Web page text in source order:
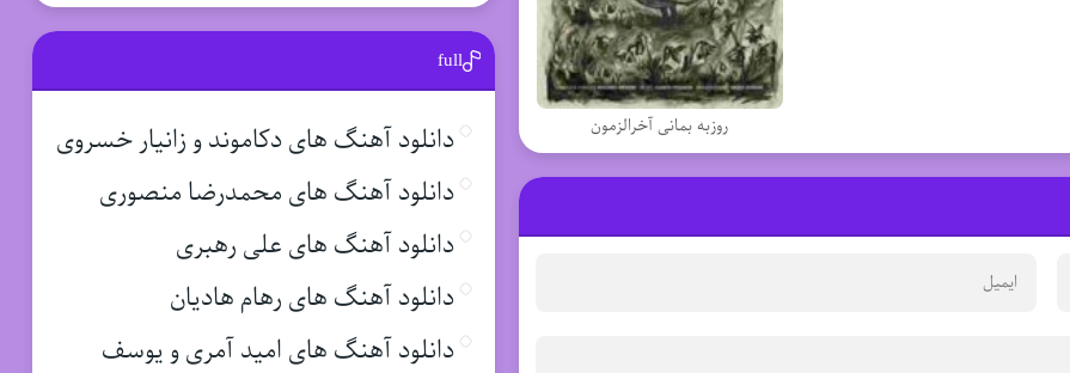
روزبه بمانی آخرالزمون
full
دانلود آهنگ های دکاموند و زانیار خسروی
دانلود آهنگ های محمدرضا منصوری
دانلود آهنگ های علی رهبری
دانلود آهنگ های رهام هادیان
دانلود آهنگ های امید آمری و یوسف